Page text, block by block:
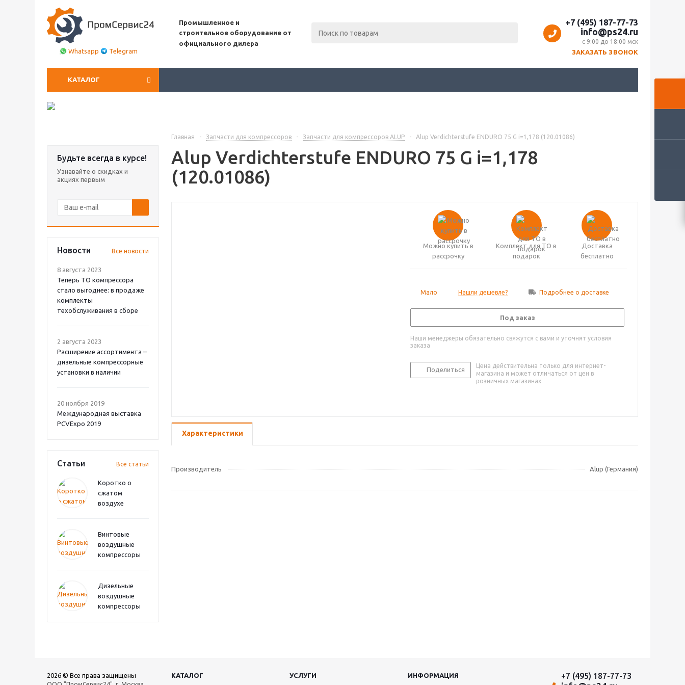
Whatsapp Telegram
Промышленное и
строительное оборудование от
официального дилера
+7 (495) 187-77-73
info@ps24.ru
с 9:00 до 18:00 мск
ЗАКАЗАТЬ ЗВОНОК
КАТАЛОГ
Будьте всегда в курсе!
Узнавайте о скидках и
акциях первым
Новости Все новости
8 августа 2023
Теперь ТО компрессора
стало выгоднее: в продаже
комплекты
техобслуживания в сборе
2 августа 2023
Расширение ассортимента –
дизельные компрессорные
установки в наличии
20 ноября 2019
Международная выставка
PCVExpo 2019
Статьи Все статьи
Коротко о
сжатом
воздухе
Винтовые
воздушные
компрессоры
Дизельные
воздушные
компрессоры
Главная - Запчасти для компрессоров - Запчасти для компрессоров ALUP - Alup Verdichterstufe ENDURO 75 G i=1,178 (120.01086)
Alup Verdichterstufe ENDURO 75 G i=1,178
(120.01086)
Можно купить в
рассрочку
Комплект для ТО в
подарок
Доставка
бесплатно
Мало Нашли дешевле? Подробнее о доставке
Под заказ
Наши менеджеры обязательно свяжутся с вами и уточнят условия
заказа
Поделиться
Цена действительна только для интернет-
магазина и может отличаться от цен в
розничных магазинах
Характеристики
Производитель Alup (Германия)
2026 © Все права защищены КАТАЛОГ УСЛУГИ
ИНФОРМАЦИЯ
+7 (495) 187-77-73